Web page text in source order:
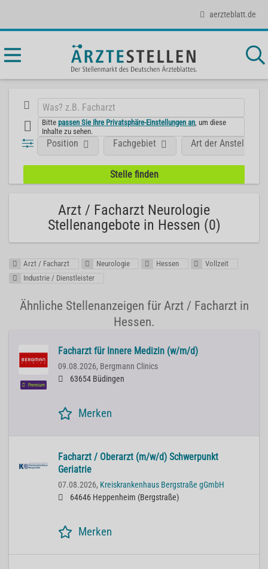
aerzteblatt.de
Bittepassen Sie Ihre Privatsphäre-Einstellungen an , um diese
Inhalte zu sehen.
Position Fachgebiet Art der Anstellung
Arzt / Facharzt Neurologie
Stellenangebote in Hessen (0)
Arzt / Facharzt Neurologie Hessen
Vollzeit
Industrie / Dienstleister
Ähnliche Stellenanzeigen für Arzt / Facharzt in
Hessen.
Premium
Facharzt für Innere Medizin (w/m/d)
09.08.2026, Bergmann Clinics
63654 Büdingen
Merken
Facharzt / Oberarzt (m/w/d) Schwerpunkt
Geriatrie
07.08.2026, Kreiskrankenhaus Bergstraße gGmbH
64646 Heppenheim (Bergstraße)
Merken